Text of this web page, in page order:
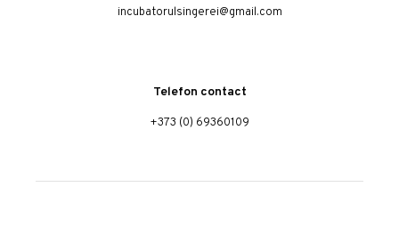
incubatorulsingerei@gmail.com
Telefon contact
+373 (0) 69360109